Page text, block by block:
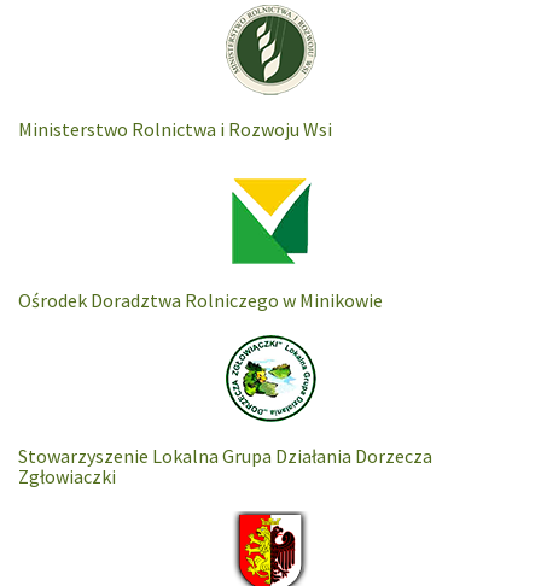
Ministerstwo Rolnictwa i Rozwoju Wsi
Ośrodek Doradztwa Rolniczego w Minikowie
Stowarzyszenie Lokalna Grupa Działania Dorzecza
Zgłowiaczki